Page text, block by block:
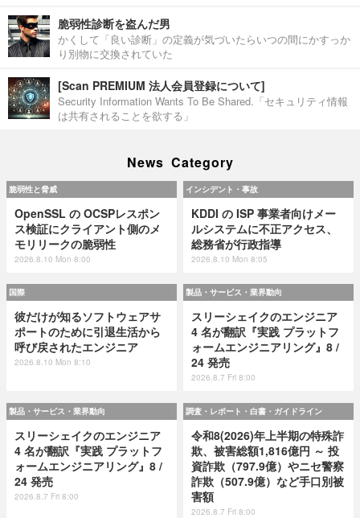
脆弱性診断を盗んだ男
かくして「良い診断」の定義が気づいたらいつの間にかすっか
り別物に交換されていた
[Scan PREMIUM 法人会員登録について]
Security Information Wants To Be Shared.「セキュリティ情報
は共有されることを欲する」
News Category
脆弱性と脅威
OpenSSL の OCSPレスポン
ス検証にクライアント側のメ
モリリークの脆弱性
2026.8.10 Mon 8:00
インシデント・事故
KDDI の ISP 事業者向けメー
ルシステムに不正アクセス、
総務省が行政指導
2026.8.10 Mon 8:05
国際
彼だけが知るソフトウェアサ
ポートのために引退生活から
呼び戻されたエンジニア
2026.8.10 Mon 8:10
製品・サービス・業界動向
スリーシェイクのエンジニア
4 名が翻訳『実践 プラットフ
ォームエンジニアリング』8 /
24 発売
2026.8.7 Fri 8:00
製品・サービス・業界動向
スリーシェイクのエンジニア
4 名が翻訳『実践 プラットフ
ォームエンジニアリング』8 /
24 発売
2026.8.7 Fri 8:00
調査・レポート・白書・ガイドライン
令和8(2026)年上半期の特殊詐
欺、被害総額1,816億円 ～ 投
資詐欺（797.9億）やニセ警察
詐欺（507.9億）など手口別被
害額
2026.8.7 Fri 8:00